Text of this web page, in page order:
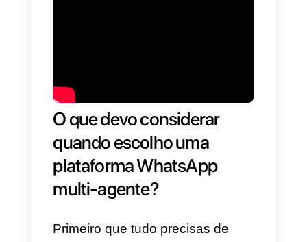
nossos colaboradores a
possibilidade de se conectar a
um único número através da
mesma ferramenta.